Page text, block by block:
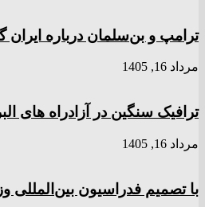
ترامپ و بن‌سلمان درباره
مرداد 16, 1405
ترافیک سنگین در آزادراه های
مرداد 16, 1405
با تصمیم فدراسیون